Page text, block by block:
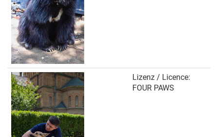
Lizenz / Licence:
FOUR PAWS